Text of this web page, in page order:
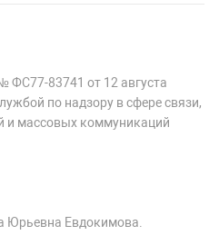
ФС77-83741 от 12 августа
по надзору в сфере связи,
и массовых коммуникаций
Юрьевна Евдокимова.